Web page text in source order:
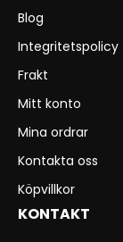
Blog
Integritetspolicy
Frakt
Mitt konto
Mina ordrar
Kontakta oss
Köpvillkor
KONTAKT